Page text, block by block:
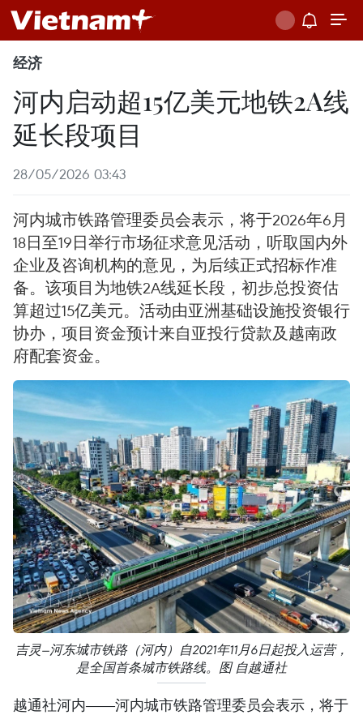
经济
河内启动超15亿美元地铁2A线
延长段项目
28/05/2026 03:43
河内城市铁路管理委员会表示，将于2026年6月
18日至19日举行市场征求意见活动，听取国内外
企业及咨询机构的意见，为后续正式招标作准
备。该项目为地铁2A线延长段，初步总投资估
算超过15亿美元。活动由亚洲基础设施投资银行
协办，项目资金预计来自亚投行贷款及越南政
府配套资金。
吉灵—河东城市铁路（河内）自2021年11月6日起投入运营，
是全国首条城市铁路线。图 自越通社
越通社河内——河内城市铁路管理委员会表示，将于